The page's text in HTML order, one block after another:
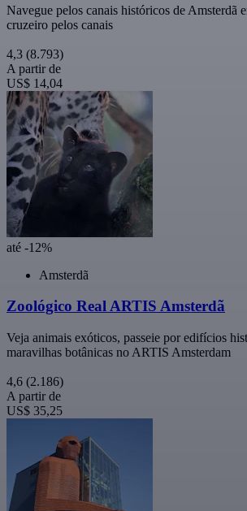
Navegue pelos canais históricos de Amsterdã
cruzeiro pelos canais
4,3 (8.793)
A partir de
US$ 14,04
até -12%
Amsterdã
Zoológico Real ARTIS Amsterdã
Veja animais exóticos, passeie por edifícios
maravilhas botânicas no ARTIS Amsterdam
4,6 (2.186)
A partir de
US$ 35,25